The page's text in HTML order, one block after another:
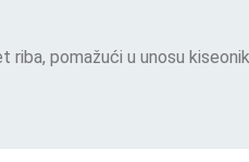
riba, pomažući u unosu